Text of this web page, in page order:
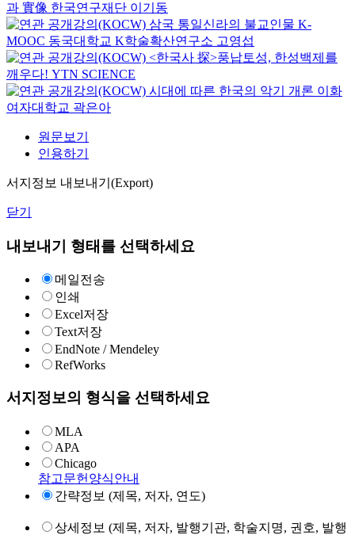
과 實像 한국연구재단 이기동
삼국 통일신라의 불교인물 K-
MOOC 동국대학교 K학술확산연구소 고영섭
<한국사 探>풍납토성, 한성백제를
깨우다! YTN SCIENCE
시대에 따른 한국의 악기 개론 이화
여자대학교 곽은아
원문보기
인용하기
서지정보 내보내기(Export)
닫기
내보내기 형태를 선택하세요
메일전송
인쇄
Excel저장
Text저장
EndNote / Mendeley
RefWorks
서지정보의 형식을 선택하세요
MLA
APA
Chicago
참고문헌양식안내
간략정보 (제목, 저자, 연도)
상세정보 (제목, 저자, 발행기관, 학술지명, 권호, 발행